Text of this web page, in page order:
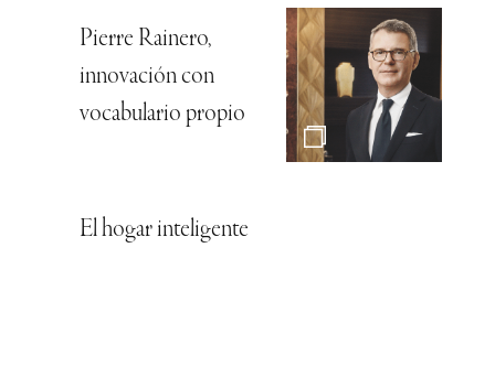
Pierre Rainero,
innovación con
vocabulario propio
El hogar inteligente